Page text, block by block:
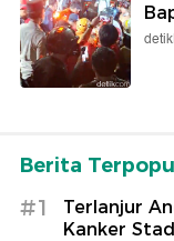
Berita
#1
Terlanjur
Kanker